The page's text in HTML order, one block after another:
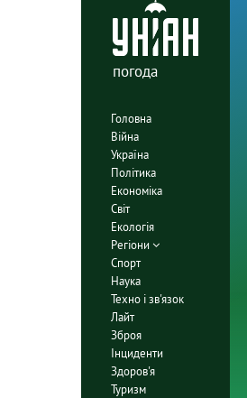
погода
Головна
Війна
Україна
Політика
Економіка
Світ
Екологія
Регіони
Спорт
Наука
Техно і зв'язок
Лайт
Зброя
Інциденти
Здоров'я
Туризм